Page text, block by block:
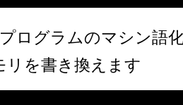
ログラムのマシン語
リを書き換えます